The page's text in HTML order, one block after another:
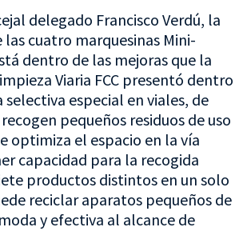
delegado Francisco Verdú, la
cuatro marquesinas Mini-
dentro de las mejoras que la
Viaria FCC presentó dentro
selectiva especial en viales, de
pequeños residuos de uso
optimiza el espacio en la vía
capacidad para la recogida
productos distintos en un solo
reciclar aparatos pequeños de
y efectiva al alcance de